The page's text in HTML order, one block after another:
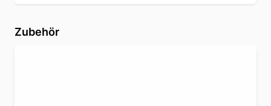
Zubehör